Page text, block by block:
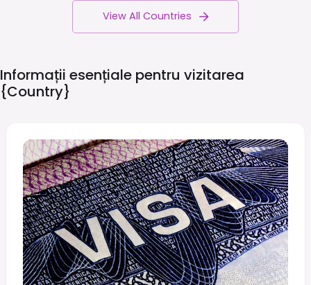
View All Countries
Informații esențiale pentru vizitarea
{country}